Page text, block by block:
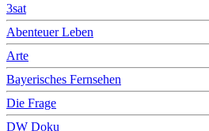
3sat
Abenteuer Leben
Arte
Bayerisches Fernsehen
Die Frage
DW Doku